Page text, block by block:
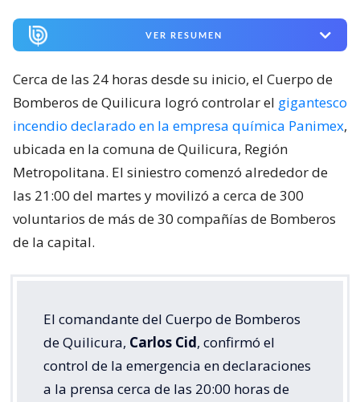
VER RESUMEN
Cerca de las 24 horas desde su inicio, el Cuerpo de
Bomberos de Quilicura logró controlar el gigantesco
incendio declarado en la empresa química Panimex,
ubicada en la comuna de Quilicura, Región
Metropolitana. El siniestro comenzó alrededor de
las 21:00 del martes y movilizó a cerca de 300
voluntarios de más de 30 compañías de Bomberos
de la capital.
El comandante del Cuerpo de Bomberos
de Quilicura, Carlos Cid, confirmó el
control de la emergencia en declaraciones
a la prensa cerca de las 20:00 horas de